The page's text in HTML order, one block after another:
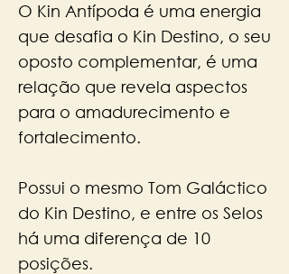
O Kin Antípoda é uma energia
que desafia o Kin Destino, o seu
oposto complementar, é uma
relação que revela aspectos
para o amadurecimento e
fortalecimento.
Possui o mesmo Tom Galáctico
do Kin Destino, e entre os Selos
há uma diferença de 10
posições.